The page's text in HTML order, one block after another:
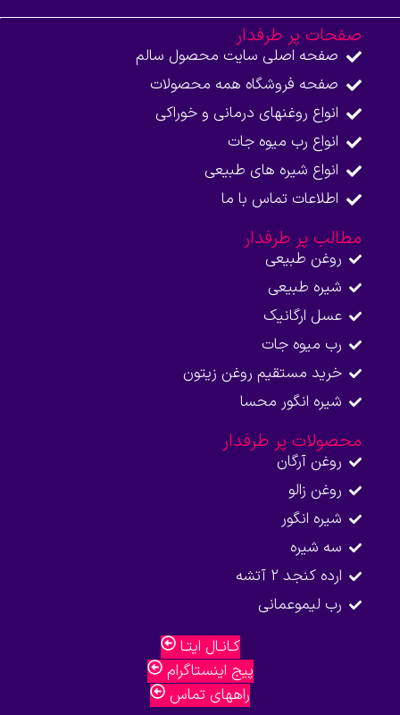
صفحات پر طرفدار
صفحه اصلی سایت محصول سالم
صفحه فروشگاه همه محصولات​
انواع روغنهای درمانی و خوراکی
انواع رب میوه جات
انواع شیره های طبیعی
اطلاعات تماس با ما​
مطالب پر طرفدار
روغن طبیعی
شیره طبیعی
عسل ارگانیک
رب میوه جات
خرید مستقیم روغن زیتون
شیره انگور محسا
محصولات پر طرفدار
روغن آرگان
روغن زالو
شیره انگور
سه شیره
ارده کنجد 2 آتشه
رب لیموعمانی
کـانـال ایتـا
پیج اینستاگرام
راههای تماس